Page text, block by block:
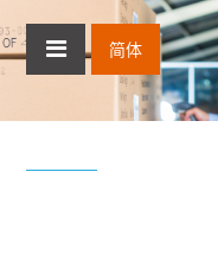
简体